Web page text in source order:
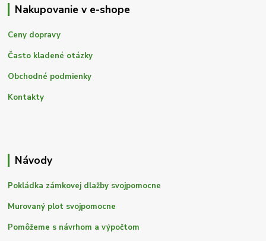
Nakupovanie v e-shope
Ceny dopravy
Často kladené otázky
Obchodné podmienky
Kontakty
Návody
Pokládka zámkovej dlažby svojpomocne
Murovaný plot svojpomocne
Pomôžeme s návrhom a výpočtom